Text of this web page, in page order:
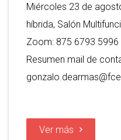
Miércoles 23 de
híbrida, Salón
Zoom: 875 6793
Resumen mail de
Ver más